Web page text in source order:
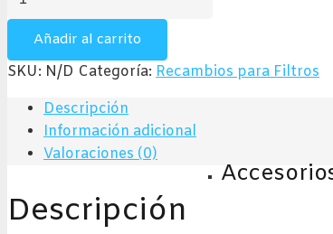
150,00€
tornillos
(Sin
enlace
filtro)
cantidad
Añadir al carrito
SKU: N/D Categoría: Recambios para Filtros
Descripción
Información adicional
Valoraciones (0)
Descripción